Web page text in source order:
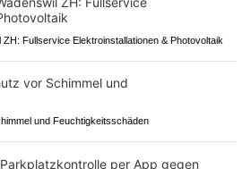
Fullservice Elektroinstallationen & Photovoltaik
und Feuchtigkeitsschäden